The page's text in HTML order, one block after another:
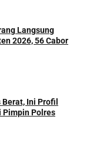
Langsung
2026, 56 Cabor
Ini Profil
Pimpin Polres